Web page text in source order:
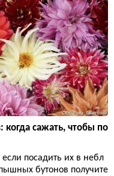
когда сажать, чтобы по
посадить их в небл
бутонов получите